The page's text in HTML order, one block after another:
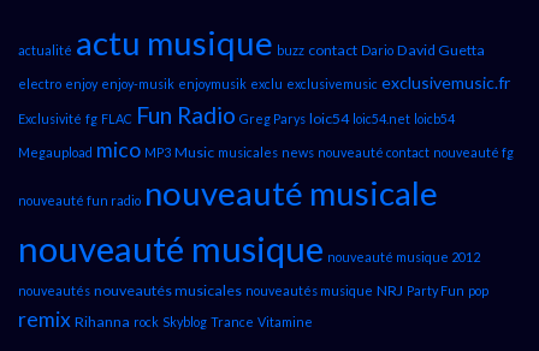
actualité actu musique buzz contact Dario David Guetta
electro enjoy enjoy-musik enjoymusik exclu exclusivemusic exclusivemusic.fr
Exclusivité fg FLAC Fun Radio Greg Parys loic54 loic54.net loicb54
Megaupload mico MP3 Music musicales news nouveauté contact nouveauté fg
nouveauté fun radio nouveauté musicale
nouveauté musique nouveauté musique 2012
nouveautés nouveautés musicales nouveautés musique NRJ Party Fun pop
remix Rihanna rock Skyblog Trance Vitamine